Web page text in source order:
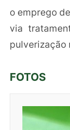
o emprego
via
pulverização
FOTOS